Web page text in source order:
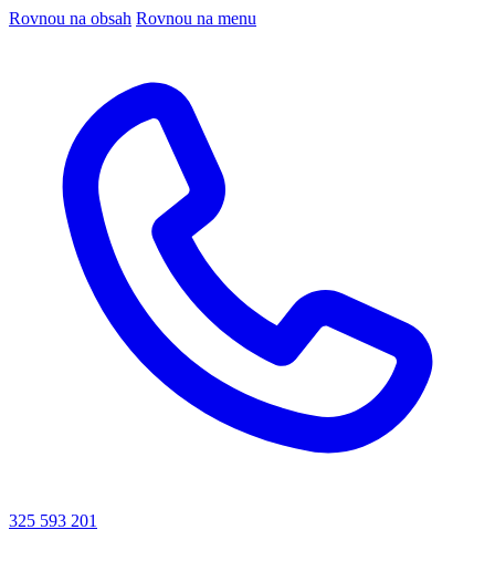
Rovnou na obsah Rovnou na menu
325 593 201